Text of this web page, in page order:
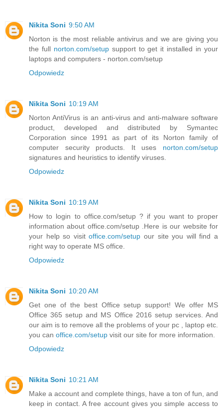
Nikita Soni 9:50 AM
Norton is the most reliable antivirus and we are giving you
the full norton.com/setupsupport to get it installed in your
laptops and computers - norton.com/setup
Odpowiedz
Nikita Soni 10:19 AM
Norton AntiVirus is an anti-virus and anti-malware software
product, developed and distributed by Symantec
Corporation since 1991 as part of its Norton family of
computer security products. It uses norton.com/setup
signatures and heuristics to identify viruses.
Odpowiedz
Nikita Soni 10:19 AM
How to login to office.com/setup ? if you want to proper
information about office.com/setup .Here is our website for
your help so visitoffice.com/setup our site you will find a
right way to operate MS office.
Odpowiedz
Nikita Soni 10:20 AM
Get one of the best Office setup support! We offer MS
Office 365 setup and MS Office 2016 setup services. And
our aim is to remove all the problems of your pc , laptop etc.
you can office.com/setup visit our site for more information.
Odpowiedz
Nikita Soni 10:21 AM
Make a account and complete things, have a ton of fun, and
keep in contact. A free account gives you simple access to